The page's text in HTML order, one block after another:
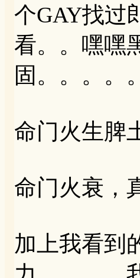
个GAY找过
看。。嘿嘿
固。。。。。
命门火生脾
命门火衰，
加上我看到